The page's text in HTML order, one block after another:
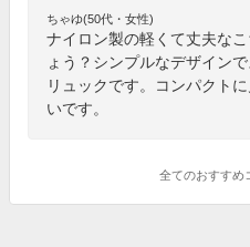
ちゃゆ(50代・女性)
ナイロン製の軽くて丈夫な
ょう？シンプルなデザイン
リュックです。コンパクト
いです。
全てのおすすめ